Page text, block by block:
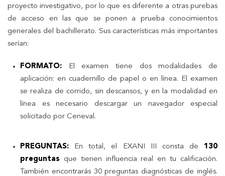
proyecto investigativo, por lo que es diferente a otras purebas
de acceso en las que se ponen a prueba conocimientos
generales del bachillerato. Sus características más importantes
serían:
FORMATO:
El examen tiene dos modalidades de
aplicación: en cuadernillo de papel o en línea. El examen
se realiza de corrido, sin descansos, y en la modalidad en
línea es necesario descargar un navegador especial
solicitado por Ceneval.
PREGUNTAS: En total, el EXANI III consta de 130
preguntas que tienen influencia real en tu calificación.
También encontrarás 30 preguntas diagnósticas de inglés.